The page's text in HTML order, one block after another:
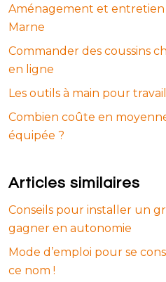
Aménagement et entretien
Marne
Commander des coussins
en ligne
Les outils à main pour
Combien coûte en
équipée ?
Articles similaires
Conseils pour installer un
gagner en autonomie
Mode d’emploi pour se
ce nom !